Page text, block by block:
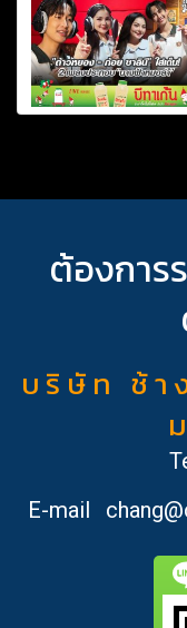
ต้องการ
บ ริ ษั ท ช้ า
E-mail